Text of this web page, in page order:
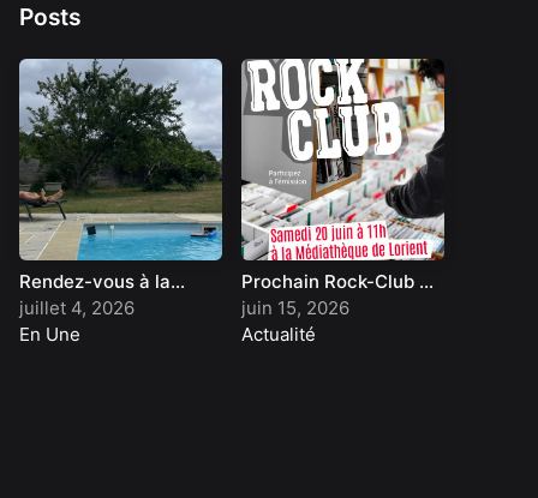
Posts
Rendez-vous à la
rentrée
juillet 4, 2026
En Une
Prochain Rock-Club en
public
juin 15, 2026
Actualité